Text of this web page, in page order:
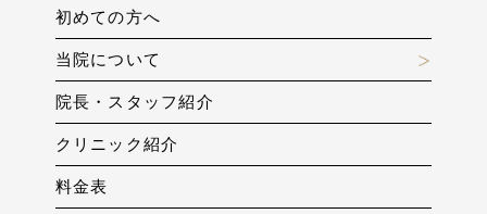
初めての方へ
当院について
院長・スタッフ紹介
クリニック紹介
料金表